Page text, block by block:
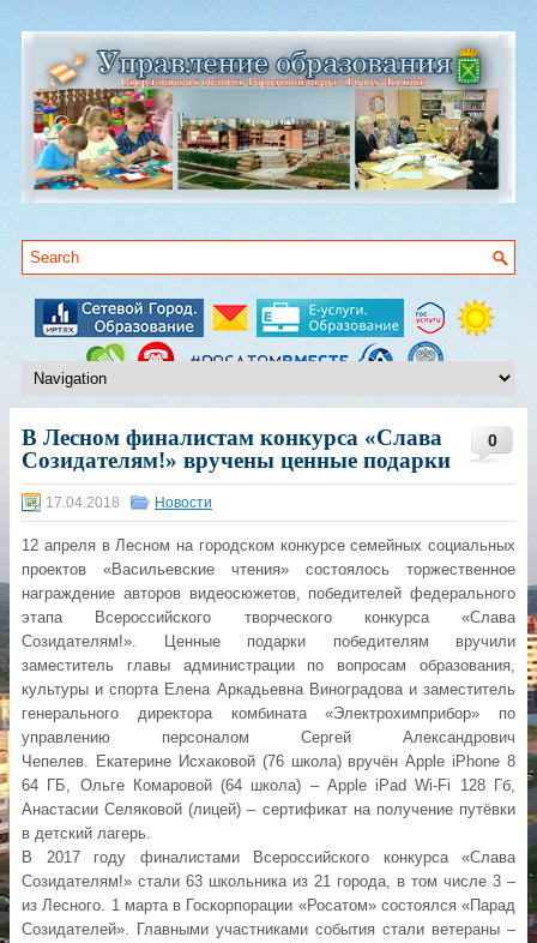
0
В Лесном финалистам конкурса «Слава
Созидателям!» вручены ценные подарки
17.04.2018 Новости
12 апреля в Лесном на городском конкурсе семейных социальных
проектов «Васильевские чтения» состоялось торжественное
награждение авторов видеосюжетов, победителей федерального
этапа Всероссийского творческого конкурса «Слава
Созидателям!». Ценные подарки победителям вручили
заместитель главы администрации по вопросам образования,
культуры и спорта Елена Аркадьевна Виноградова и заместитель
генерального директора комбината «Электрохимприбор» по
управлению персоналом Сергей Александрович
Чепелев. Екатерине Исхаковой (76 школа) вручён Apple iPhone 8
64 ГБ, Ольге Комаровой (64 школа) – Apple iPad Wi-Fi 128 Гб,
Анастасии Селяковой (лицей) – сертификат на получение путёвки
в детский лагерь.
В 2017 году финалистами Всероссийского конкурса «Слава
Созидателям!» стали 63 школьника из 21 города, в том числе 3 –
из Лесного. 1 марта в Госкорпорации «Росатом» состоялся «Парад
Созидателей». Главными участниками события стали ветераны –